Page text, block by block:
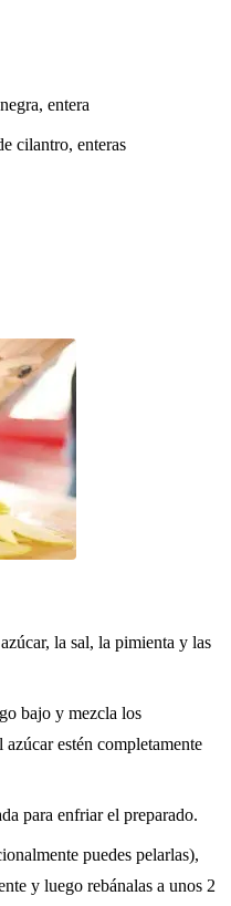
entera
cilantro, enteras
la sal, la pimienta y las
bajo y mezcla los
estén completamente
para enfriar el preparado.
puedes pelarlas),
y luego rebánalas a unos 2